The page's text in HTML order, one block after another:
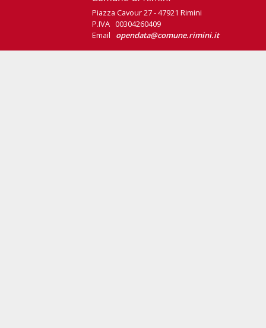
Piazza Cavour 27 - 47921 Rimini
P.IVA 00304260409
Email opendata@comune.rimini.it